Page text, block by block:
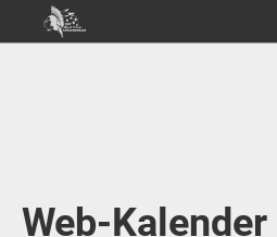
Web-Kalender